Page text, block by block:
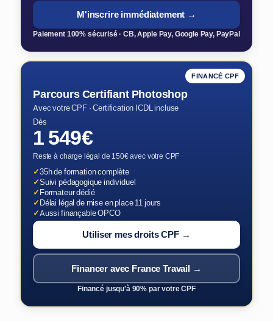
M'inscrire immédiatement →
Paiement 100% sécurisé · CB, Apple Pay, Google Pay, PayPal
FINANCÉ CPF
Parcours Certifiant Photoshop
Avec votre CPF · Certification ICDL incluse
Dès
1 549€
Reste à charge légal de 150€ avec votre CPF
✓35h de formation complète
✓Suivi pédagogique individuel
✓Formateur dédié
✓Délai légal de mise en place 11 jours
✓Aussi finançable OPCO
Utiliser mes droits CPF →
Financer avec France Travail →
Financé jusqu'à 90% par votre CPF